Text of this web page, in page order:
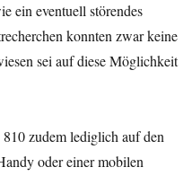
ein eventuell störendes
konnten zwar keine
sei auf diese Möglichkeit
zudem lediglich auf den
oder einer mobilen